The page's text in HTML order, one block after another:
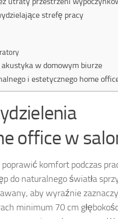
strefę pracy
w domowym biurze
i estetycznego home
office w
komfort podczas
do naturalnego światła
aby wyraźnie
minimum 70 cm